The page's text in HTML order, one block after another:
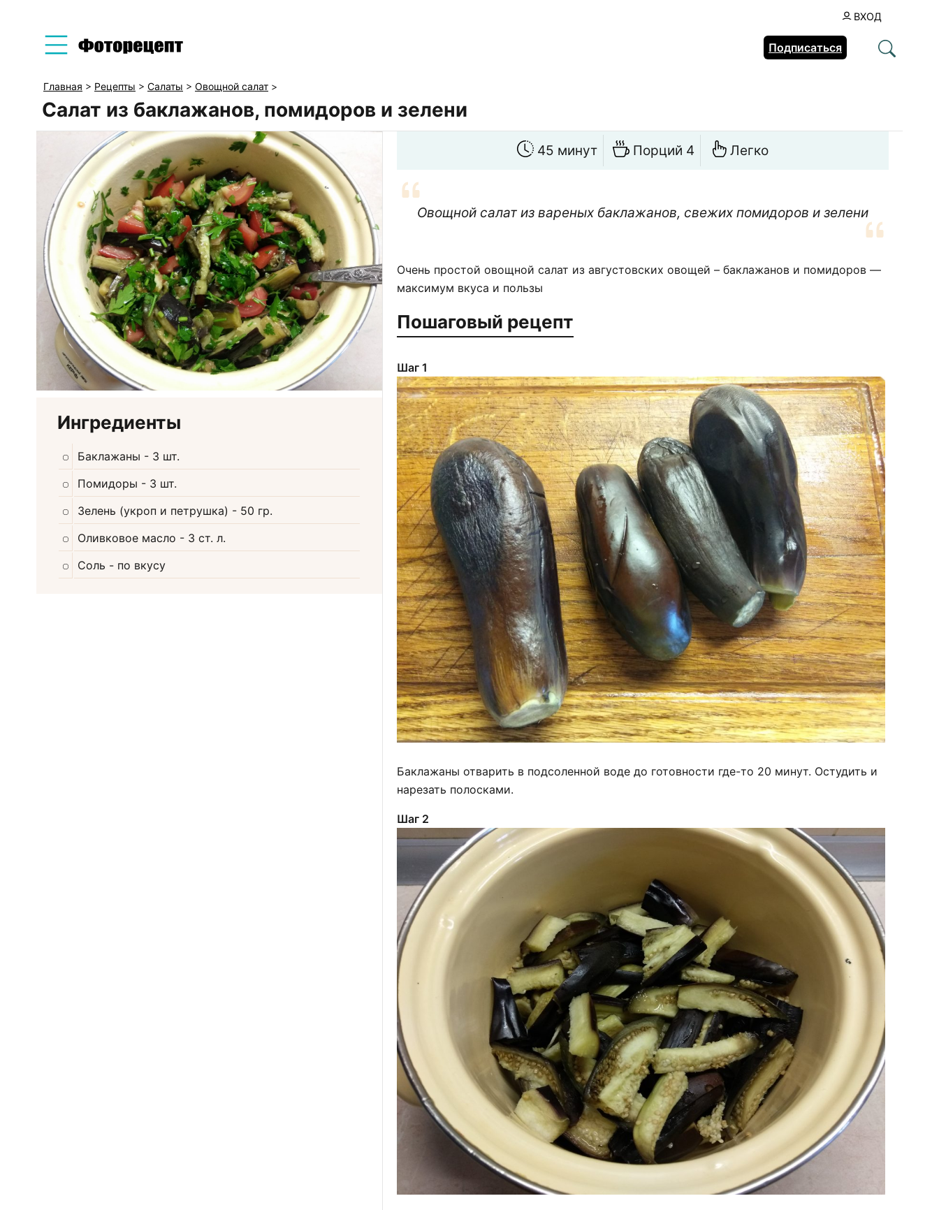
ВХОД
Подписаться
Главная > Рецепты > Салаты > Овощной салат >
Салат из баклажанов, помидоров и зелени
Ингредиенты
Баклажаны - 3 шт.
Помидоры - 3 шт.
Зелень (укроп и петрушка) - 50 гр.
Оливковое масло - 3 ст. л.
Соль - по вкусу
45 минут Порций 4 Легко
Овощной салат из вареных баклажанов, свежих помидоров и зелени
Очень простой овощной салат из августовских овощей – баклажанов и помидоров —
максимум вкуса и пользы
Пошаговый рецепт
Шаг 1
Баклажаны отварить в подсоленной воде до готовности где-то 20 минут. Остудить и
нарезать полосками.
Шаг 2